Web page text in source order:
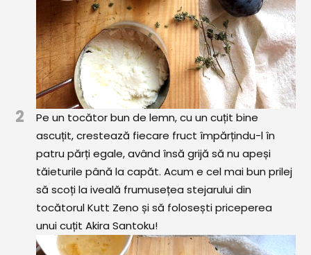
2
Pe un tocător bun de lemn, cu un cuțit bine
ascuțit, crestează fiecare fruct împărțindu-l în
patru părți egale, având însă grijă să nu apeși
tăieturile până la capăt. Acum e cel mai bun prilej
să scoți la iveală frumusețea stejarului din
tocătorul Kutt Zeno și să folosești priceperea
unui cuțit Akira Santoku!